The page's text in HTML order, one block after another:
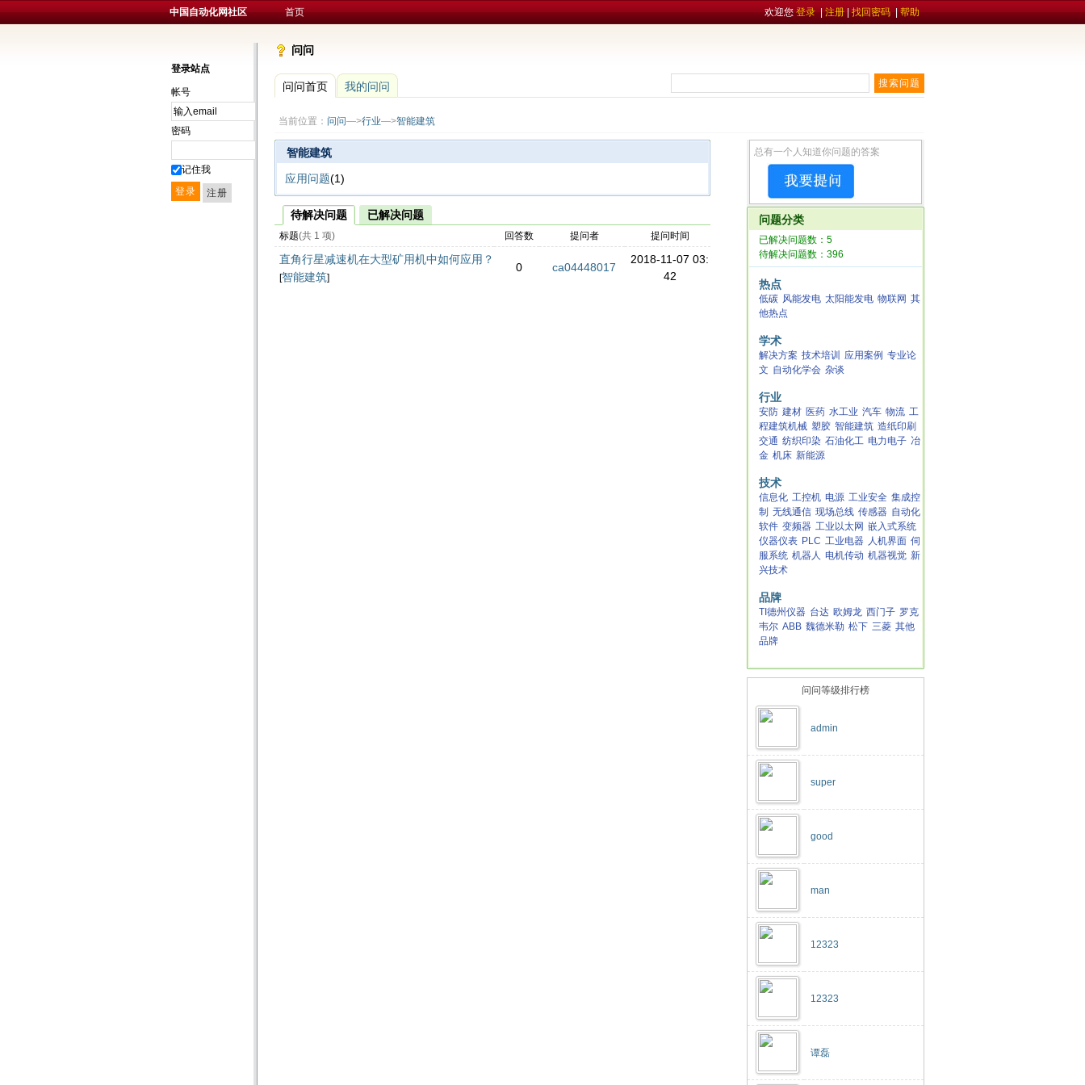
中国自动化网社区 首页 欢迎您登录 |注册 |找回密码 |帮助
登录站点
帐号
密码
记住我
问问
问问首页 我的问问
当前位置： 问问—>行业—>智能建筑
智能建筑
应用问题(1)
待解决问题 已解决问题
标题(共 1 项) 回答数 提问者 提问时间
直角行星减速机在大型矿用机中如何应用？
[智能建筑]
0 ca04448017
2018-11-07 03:
42
总有一个人知道你问题的答案
问题分类
已解决问题数：5
待解决问题数：396
热点
低碳 风能发电 太阳能发电 物联网 其
他热点
学术
解决方案 技术培训 应用案例 专业论
文 自动化学会 杂谈
行业
安防 建材 医药 水工业 汽车 物流 工
程建筑机械 塑胶 智能建筑 造纸印刷
交通 纺织印染 石油化工 电力电子 冶
金 机床 新能源
技术
信息化 工控机 电源 工业安全 集成控
制 无线通信 现场总线 传感器 自动化
软件 变频器 工业以太网 嵌入式系统
仪器仪表 PLC 工业电器 人机界面 伺
服系统 机器人 电机传动 机器视觉 新
兴技术
品牌
TI德州仪器 台达 欧姆龙 西门子 罗克
韦尔 ABB 魏德米勒 松下 三菱 其他
品牌
问问等级排行榜
admin
super
good
man
12323
12323
谭磊